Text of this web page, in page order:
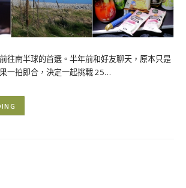
往南半球的首選。半年前和好友聊天，原本只是
一拍即合，決定一起挑戰 25…